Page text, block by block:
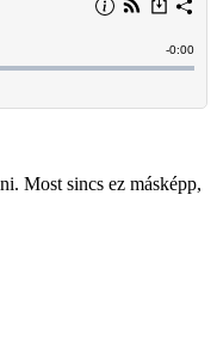
Most sincs ez másképp,